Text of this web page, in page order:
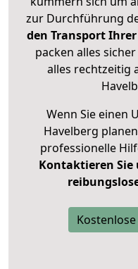
zur Durchführung
den Transport
packen alles
alles rechtzeitig
Wenn Sie einen
Havelberg
professionelle
Kontaktieren Sie